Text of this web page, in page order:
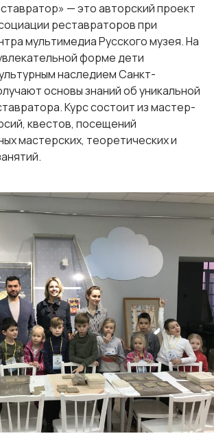
— это авторский проект
реставраторов при
мультимедиа Русского музея. На
форме дети
наследием Санкт-
основы знаний об уникальной
Курс состоит из мастер-
квестов, посещений
мастерских, теоретических и